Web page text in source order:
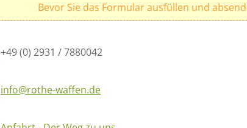
Bevor Sie das Formular ausfüllen und
+49 (0) 2931 / 7880042
info@rothe-waffen.de